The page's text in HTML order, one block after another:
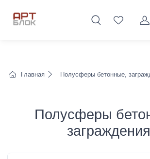
Главная Полусферы бетонные,
Полусферы
заграждения